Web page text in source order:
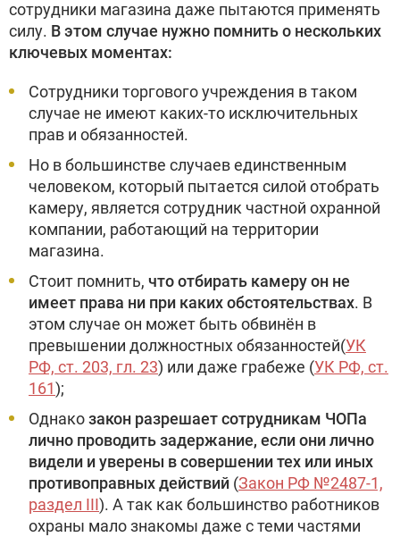
сотрудники магазина даже пытаются применять
силу. В этом случае нужно помнить о нескольких
ключевых моментах:
Сотрудники торгового учреждения в таком
случае не имеют каких-то исключительных
прав и обязанностей.
Но в большинстве случаев единственным
человеком, который пытается силой отобрать
камеру, является сотрудник частной охранной
компании, работающий на территории
магазина.
Стоит помнить, что отбирать камеру он не
имеет права ни при каких обстоятельствах. В
этом случае он может быть обвинён в
превышении должностных обязанностей(УК
РФ, ст. 203, гл. 23) или даже грабеже (УК РФ, ст.
161);
Однакозакон разрешает сотрудникам ЧОПа
лично проводить задержание, если они лично
видели и уверены в совершении тех или иных
противоправных действий (Закон РФ №2487-1,
раздел III). А так как большинство работников
охраны мало знакомы даже с теми частями